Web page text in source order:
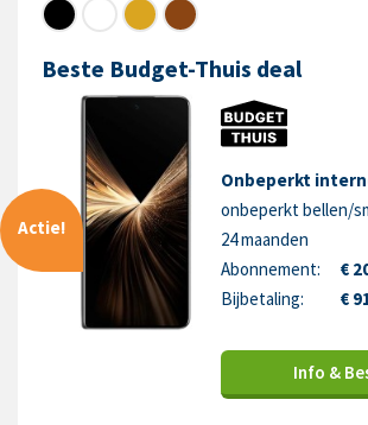
Beste Budget-Thuis deal
Actie!
Onbeperkt
onbeperkt bellen/
24 maanden
Abonnement:
€
Bijbetaling:
€
Info &